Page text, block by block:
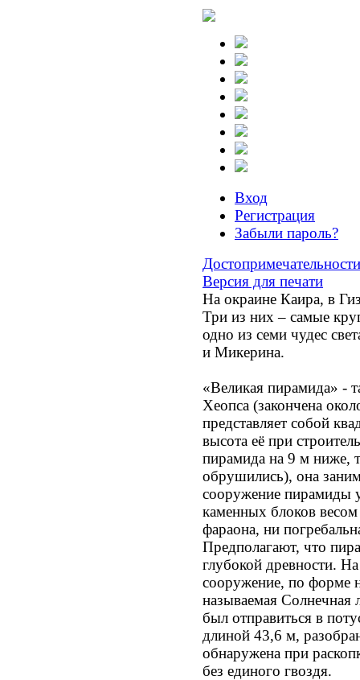
Вход
Регистрация
Забыли пароль?
Достопримечательности
Версия для печати
На окраине Каира, в
Три из них – самые
одно из семи чудес
и Микерина.
«Великая пирамида» -
Хеопса (закончена
представляет собой
высота её при
пирамида на 9 м ниже,
обрушились), она
сооружение пирамиды
каменных блоков
фараона, ни
Предполагают, что
глубокой древности.
сооружение, по форме
называемая Солнечная
был отправиться в
длиной 43,6 м,
обнаружена при
без единого гвоздя.